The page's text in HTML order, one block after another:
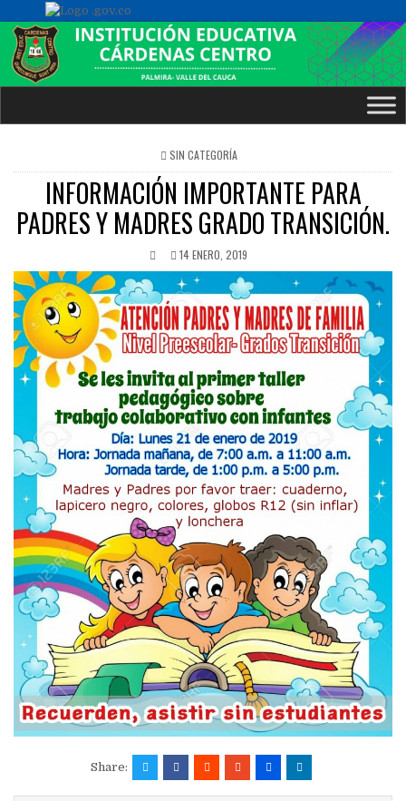
POSTED
IN
SIN CATEGORÍA
INFORMACIÓN IMPORTANTE PARA
PADRES Y MADRES GRADO TRANSICIÓN.
14 ENERO, 2019
Share: